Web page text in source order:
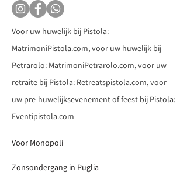
Voor uw huwelijk bij Pistola:
MatrimoniPistola.com, voor uw huwelijk bij
Petrarolo:MatrimoniPetrarolo.com, voor uw
retraite bij Pistola:Retreatspistola.com, voor
uw pre-huwelijksevenement of feest bij Pistola:
Eventipistola.com
Voor Monopoli
Zonsondergang in Puglia